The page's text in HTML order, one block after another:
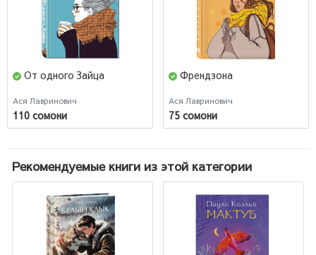
От одного Зайца
Ася Лавринович
110 сомони
Френдзона
Ася Лавринович
75 сомони
Рекомендуемые книги из этой категории